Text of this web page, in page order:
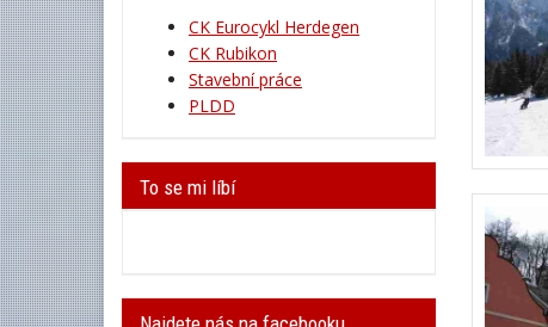
CK Eurocykl Herdegen
CK Rubikon
Stavební práce
PLDD
To se mi líbí